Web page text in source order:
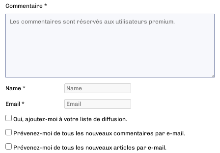
Commentaire*
Name*
Email*
Oui, ajoutez-moi à votre liste de diffusion.
Prévenez-moi de tous les nouveaux commentaires par e-mail.
Prévenez-moi de tous les nouveaux articles par e-mail.